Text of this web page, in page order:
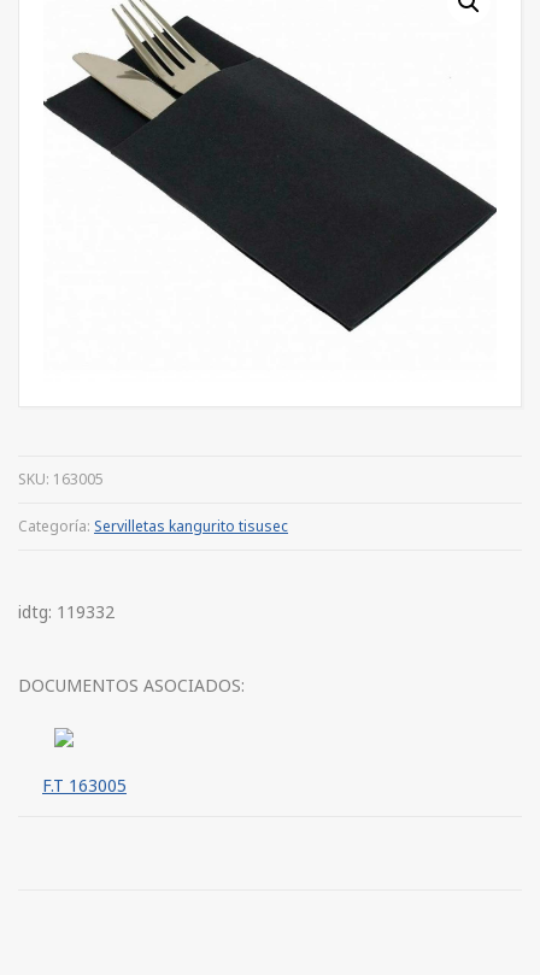
SKU: 163005
Categoría: Servilletas kangurito tisusec
idtg: 119332
DOCUMENTOS ASOCIADOS:
F.T 163005